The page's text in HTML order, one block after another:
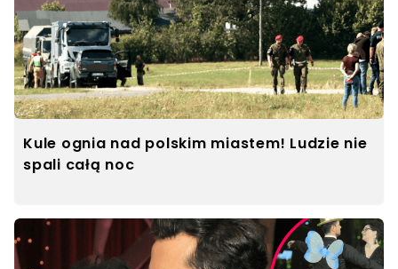
Kule ognia nad polskim miastem! Ludzie nie
spali całą noc